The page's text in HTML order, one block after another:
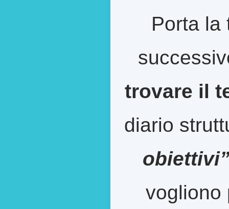
Porta la
trovare il
diario
vogliono